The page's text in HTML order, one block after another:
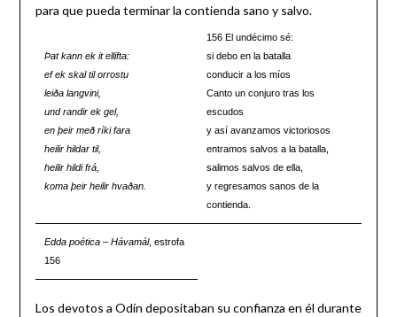
para que pueda terminar la contienda sano y salvo.
Þat kann ek it ellifta:
ef ek skal til orrostu
leiða langvini,
und randir ek gel,
en þeir með ríki fara
heilir hildar til,
heilir hildi frá,
koma þeir heilir hvaðan.
156 El undécimo sé:
si debo en la batalla
conducir a los míos
Canto un conjuro tras los
escudos
y así avanzamos victoriosos
entramos salvos a la batalla,
salimos salvos de ella,
y regresamos sanos de la
contienda.
Edda poética– Hávamál, estrofa
156
Los devotos a Odín depositaban su confianza en él durante